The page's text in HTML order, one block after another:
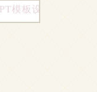
模板设计与数据分